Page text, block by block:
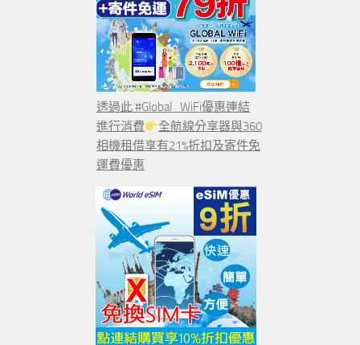
透過此 #Global_WiFi優惠連結
進行消費
全航線分享器與360
相機租借享有21%折扣及寄件免
運費優惠